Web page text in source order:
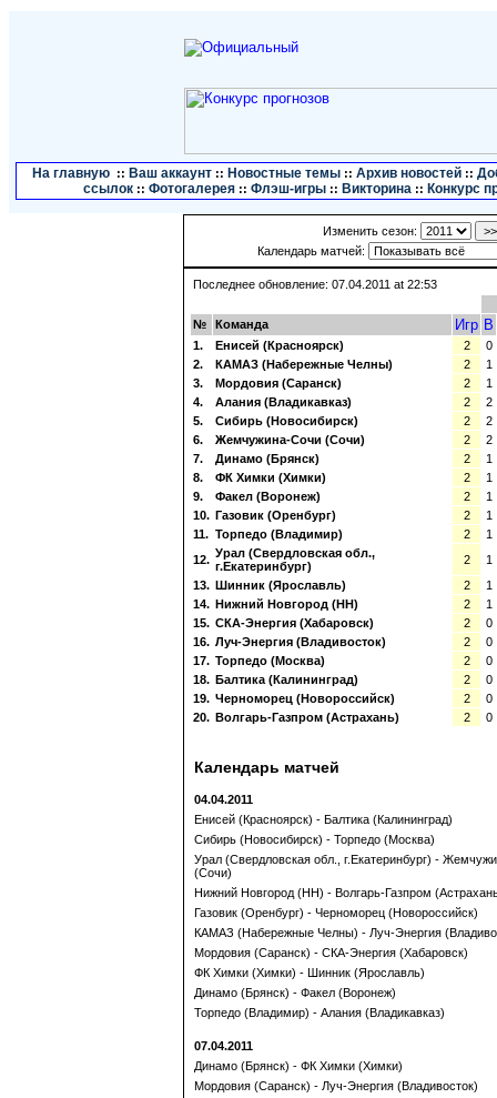
На главную :: Ваш аккаунт :: Новостные темы :: Архив новостей ::
ссылок :: Фотогалерея :: Флэш-игры :: Викторина :: Конкурс
Изменить сезон:
Календарь матчей:
Последнее обновление: 07.04.2011 at 22:53
№ Команда Игр В
1. Енисей (Красноярск) 2
0
2.
КАМАЗ (Набережные Челны) 2
1
3.
Мордовия (Саранск) 2
1
4.
Алания (Владикавказ) 2
2
5.
Сибирь (Новосибирск) 2
2
6.
Жемчужина-Сочи (Сочи) 2
2
7.
Динамо (Брянск) 2
1
8.
ФК Химки (Химки) 2
1
9.
Факел (Воронеж) 2
1
10. Газовик (Оренбург) 2
1
11. Торпедо (Владимир) 2
1
12. Урал (Свердловская обл.,
г.Екатеринбург)
2
1
13. Шинник (Ярославль) 2
1
14. Нижний Новгород (НН) 2
1
15. СКА-Энергия (Хабаровск) 2
0
16. Луч-Энергия (Владивосток) 2
0
17. Торпедо (Москва) 2
0
18. Балтика (Калининград) 2
0
19. Черноморец (Новороссийск) 2
0
20. Волгарь-Газпром (Астрахань) 2 0
Календарь матчей
04.04.2011
Енисей (Красноярск) - Балтика (Калининград)
Сибирь (Новосибирск) - Торпедо (Москва)
Урал (Свердловская обл., г.Екатеринбург) -
(Сочи)
Нижний Новгород (НН) - Волгарь-Газпром
Газовик (Оренбург) - Черноморец (Новороссийск)
КАМАЗ (Набережные Челны) - Луч-Энергия
Мордовия (Саранск) - СКА-Энергия (Хабаровск)
ФК Химки (Химки) - Шинник (Ярославль)
Динамо (Брянск) - Факел (Воронеж)
Торпедо (Владимир) - Алания (Владикавказ)
07.04.2011
Динамо (Брянск) - ФК Химки (Химки)
Мордовия (Саранск) - Луч-Энергия (Владивосток)